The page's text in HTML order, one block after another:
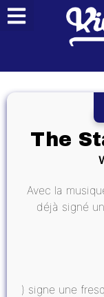
The
Avec la
déjà signé
) signe une